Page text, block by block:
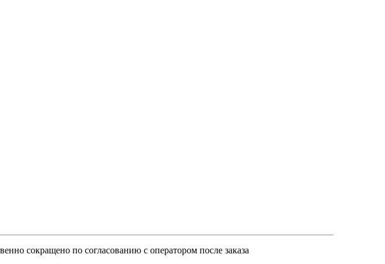
сокращено по согласованию с оператором после заказа